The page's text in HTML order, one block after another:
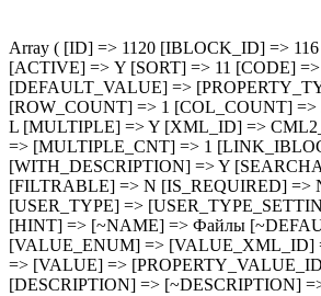
Array ( [ID] => 1120 [IBLOCK_ID] =>
[ACTIVE] => Y [SORT] => 11 [CODE]
[DEFAULT_VALUE] =>
[ROW_COUNT] => 1 [COL_COUNT]
L [MULTIPLE] => Y [XML_ID] =>
=> [MULTIPLE_CNT] => 1
[WITH_DESCRIPTION] => Y
[FILTRABLE] => N [IS_REQUIRED] =>
[USER_TYPE] =>
[HINT] => [~NAME] => Файлы
[VALUE_ENUM] => [VALUE_XML_ID]
=> [VALUE] =>
[DESCRIPTION] => [~DESCRIPTION]